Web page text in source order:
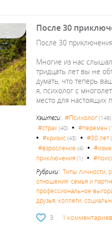
После 30
После 30
Многие из нас
тридцать лет вы не
думать, что теперь
я, психолог с
место для настоящих
Хэштеги:#Психолог(149)
#страх (40) •#перемен
•#кризис (43) •#30 лет
#взросление (4) •
приключения (1) •
Рубрики:Типы личности,
отношения: семья и
профессиональное
друзья, коллеги,
3 1 комментариев